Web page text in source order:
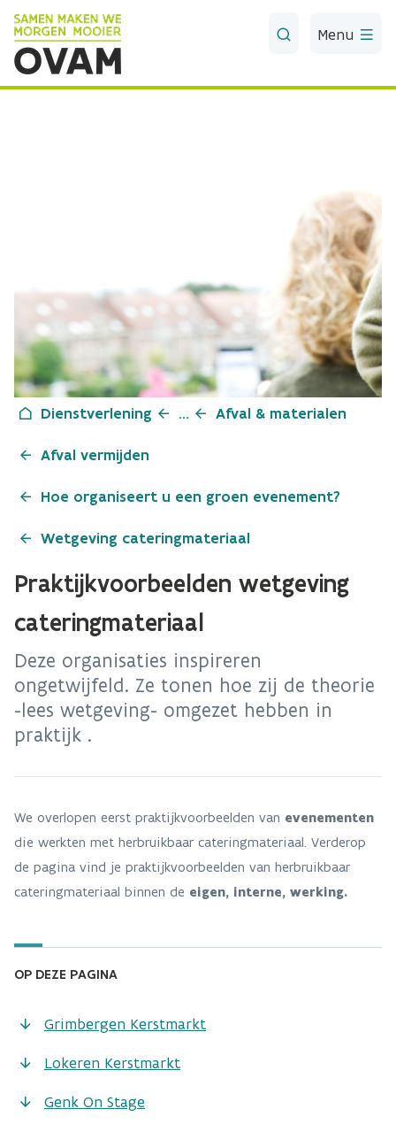
Skip to Main Content
Menu
Dienstverlening ... Afval & materialen
Afval vermijden
Hoe organiseert u een groen evenement?
Wetgeving cateringmateriaal
Praktijkvoorbeelden wetgeving
cateringmateriaal
Deze organisaties inspireren
ongetwijfeld. Ze tonen hoe zij de theorie
-lees wetgeving- omgezet hebben in
praktijk .
We overlopen eerst praktijkvoorbeelden van evenementen
die werkten met herbruikbaar cateringmateriaal. Verderop
de pagina vind je praktijkvoorbeelden van herbruikbaar
cateringmateriaal binnen de eigen, interne, werking.
OP DEZE PAGINA
Grimbergen Kerstmarkt
Lokeren Kerstmarkt
Genk On Stage